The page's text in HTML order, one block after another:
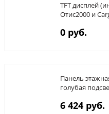
TFT дисплей
Отис2000 и
0 руб.
Панель
голубая
6 424 руб.